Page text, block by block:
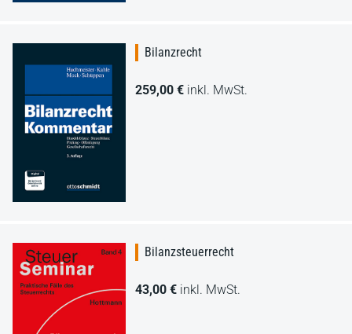
Bilanzrecht
259,00 € inkl. MwSt.
Bilanzsteuerrecht
43,00 € inkl. MwSt.